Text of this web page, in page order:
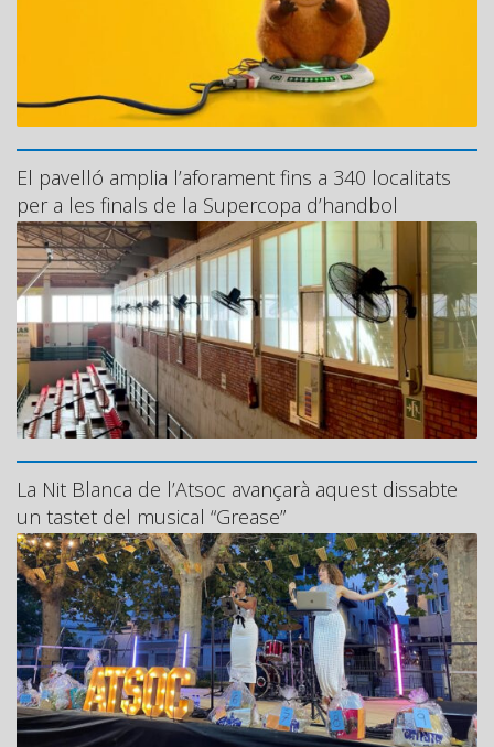
El pavelló amplia l’aforament fins a 340 localitats
per a les finals de la Supercopa d’handbol
La Nit Blanca de l’Atsoc avançarà aquest dissabte
un tastet del musical “Grease”